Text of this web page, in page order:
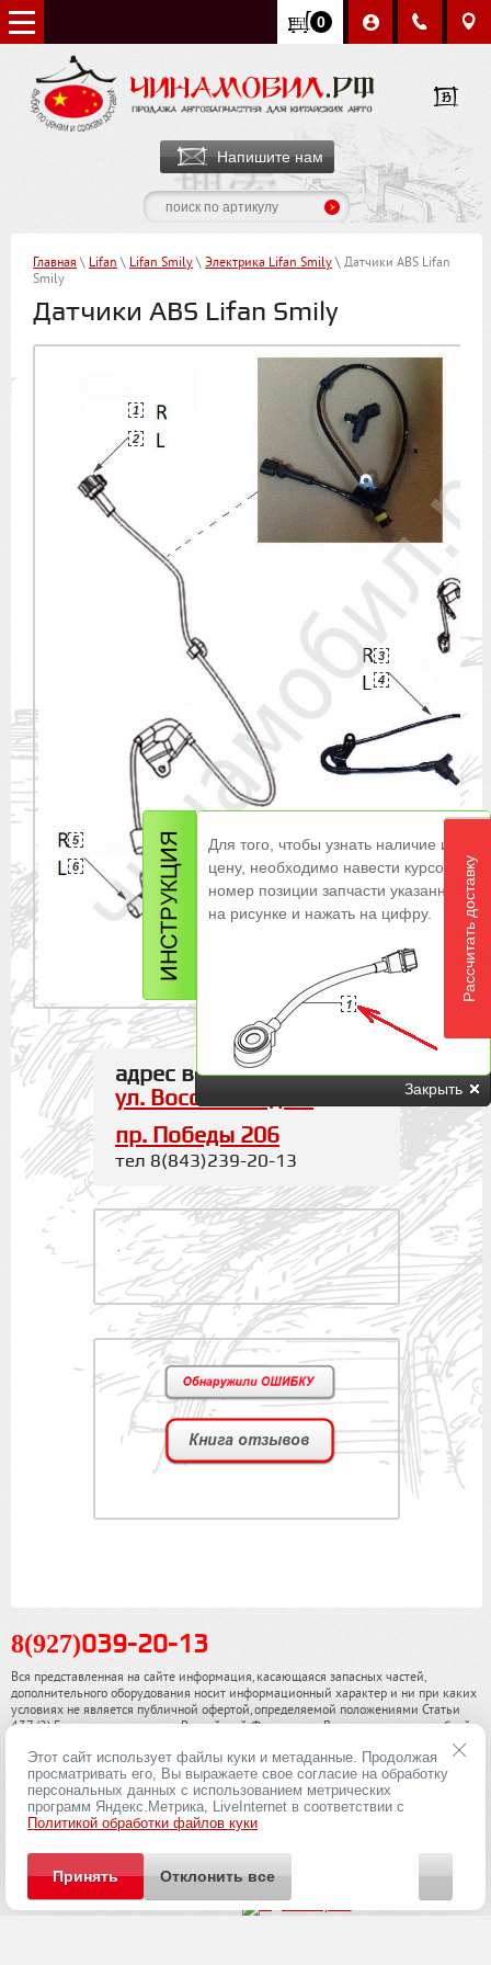
0
Напишите нам
Главная \ Lifan \ Lifan Smily \ Электрика Lifan Smily \ Датчики ABS Lifan
Smily
Датчики ABS Lifan Smily
1
2
3
4
5
6
адрес в г. Казань
ул. Восстания д.20
пр. Победы 206
тел 8(843)239-20-13
.
8(927)039-20-13
Вся представленная на сайте информация, касающаяся запасных частей,
дополнительного оборудования носит информационный характер и ни при каких
условиях не является публичной офертой, определяемой положениями Статьи
437 (2) Гражданского кодекса Российской Федерации. Для получения подробной
информации, пожалуйста, обращайтесь к нашим специалистам. чинамобил.рф ©
2013-2026. Все права охраняются законом.
Политика конфиденциальности
Для того, чтобы узнать наличие и
цену, необходимо навести курсор на
номер позиции запчасти указанной
на рисунке и нажать на цифру.
Закрыть
Этот сайт использует файлы куки и метаданные. Продолжая
просматривать его, Вы выражаете свое согласие на обработку
персональных данных с использованием метрических
программ Яндекс.Метрика, LiveInternet в соответствии с
Политикой обработки файлов куки
Принять Отклонить все
Рассчитать доставку